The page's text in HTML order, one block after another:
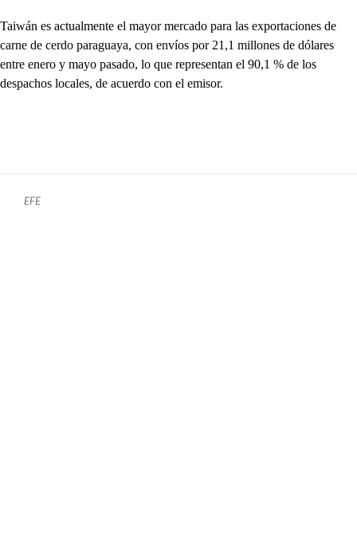
Taiwán es actualmente el mayor mercado para las exportaciones de
carne de cerdo paraguaya, con envíos por 21,1 millones de dólares
entre enero y mayo pasado, lo que representan el 90,1 % de los
despachos locales, de acuerdo con el emisor.
EFE